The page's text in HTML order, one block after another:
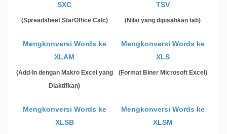
SXC
(Spreadsheet StarOffice Calc)
TSV
(Nilai yang dipisahkan tab)
Mengkonversi Words ke
XLAM
(Add-In dengan Makro Excel yang
Diaktifkan)
Mengkonversi Words ke
XLS
(Format Biner Microsoft Excel)
Mengkonversi Words ke
XLSB
Mengkonversi Words ke
XLSM